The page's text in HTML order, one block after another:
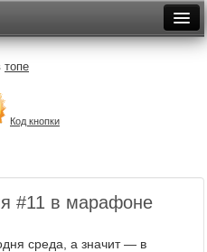
топе
Код кнопки
#11 в марафоне
среда, а значит — в